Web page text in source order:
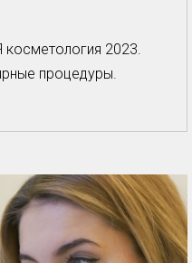
2023.
процедуры.